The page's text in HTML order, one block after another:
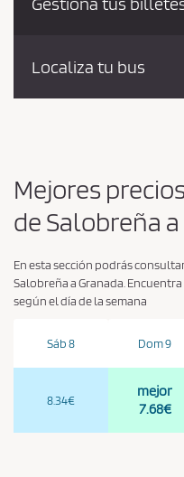
Localiza tu bus
Mejores
de Salobreña
En esta sección podrás
Salobreña a Granada.
según el día de la semana
Sáb 8
8.34€
Dom 9
mejor
7.68€